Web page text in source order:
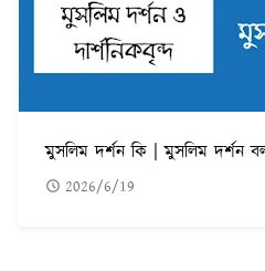
মুসলিম দর্শন কি | মুসলিম দর্শন
2026/6/19